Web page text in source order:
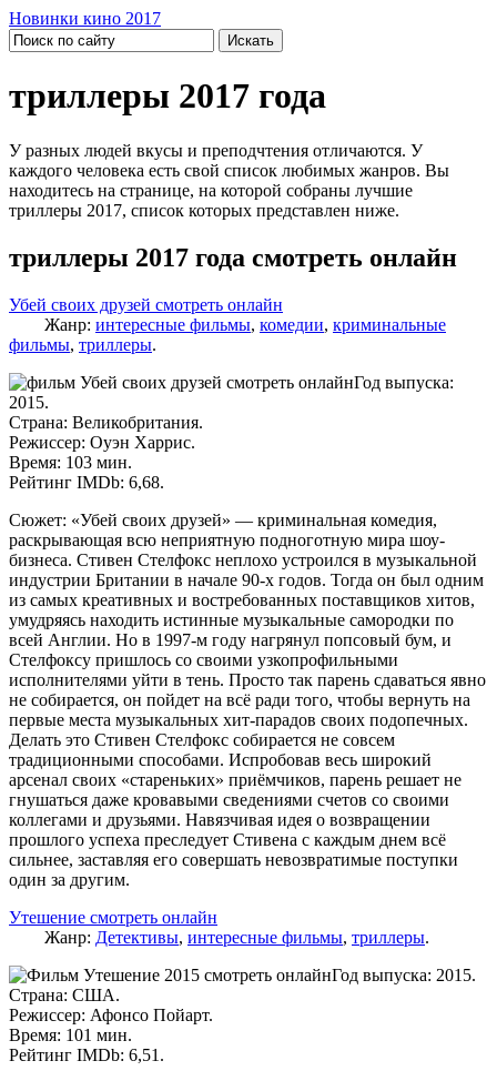
Новинки кино 2017
триллеры 2017 года
У разных людей вкусы и преподчтения отличаются. У
каждого человека есть свой список любимых жанров. Вы
находитесь на странице, на которой собраны лучшие
триллеры 2017, список которых представлен ниже.
триллеры 2017 года смотреть онлайн
Убей своих друзей смотреть онлайн
Жанр: интересные фильмы, комедии, криминальные
фильмы, триллеры.
Год выпуска:
2015.
Страна: Великобритания.
Режиссер: Оуэн Харрис.
Время: 103 мин.
Рейтинг IMDb: 6,68.
Сюжет: «Убей своих друзей» — криминальная комедия,
раскрывающая всю неприятную подноготную мира шоу-
бизнеса. Стивен Стелфокс неплохо устроился в музыкальной
индустрии Британии в начале 90-х годов. Тогда он был одним
из самых креативных и востребованных поставщиков хитов,
умудряясь находить истинные музыкальные самородки по
всей Англии. Но в 1997-м году нагрянул попсовый бум, и
Стелфоксу пришлось со своими узкопрофильными
исполнителями уйти в тень. Просто так парень сдаваться явно
не собирается, он пойдет на всё ради того, чтобы вернуть на
первые места музыкальных хит-парадов своих подопечных.
Делать это Стивен Стелфокс собирается не совсем
традиционными способами. Испробовав весь широкий
арсенал своих «стареньких» приёмчиков, парень решает не
гнушаться даже кровавыми сведениями счетов со своими
коллегами и друзьями. Навязчивая идея о возвращении
прошлого успеха преследует Стивена с каждым днем всё
сильнее, заставляя его совершать невозвратимые поступки
один за другим.
Утешение смотреть онлайн
Жанр: Детективы, интересные фильмы, триллеры.
Год выпуска: 2015.
Страна: США.
Режиссер: Афонсо Пойарт.
Время: 101 мин.
Рейтинг IMDb: 6,51.